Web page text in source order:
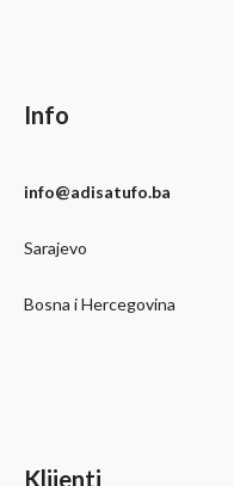
Info
info@adisatufo.ba
Sarajevo
Bosna i Hercegovina
Klijenti